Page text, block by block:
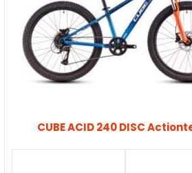
CUBE ACID 240 DISC